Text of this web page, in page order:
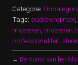
Categorie:
Tags: audio-engineer,
masteren masteren
professionaliteit
← De Kunst van het